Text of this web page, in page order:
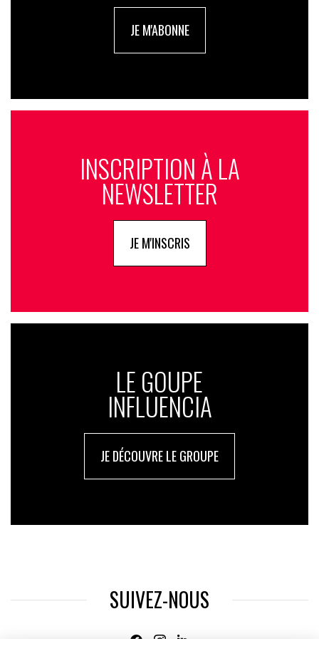
JE M'ABONNE
INSCRIPTION À LA
NEWSLETTER
JE M'INSCRIS
LE GOUPE
INFLUENCIA
JE DÉCOUVRE LE GROUPE
SUIVEZ-NOUS